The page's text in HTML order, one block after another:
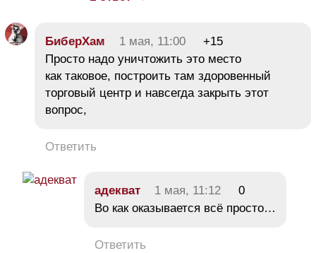
БиберХам 1 мая, 11:00
+15
Просто надо уничтожить это место
как таковое, построить там здоровенный
торговый центр и навсегда закрыть этот
вопрос,
Ответить
адекват 1 мая, 11:12
0
Во как оказывается всё просто…
Ответить